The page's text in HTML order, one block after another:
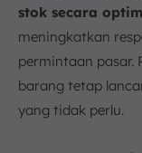
stok secara
meningkatkan
permintaan pasar.
barang tetap
yang tidak perlu.